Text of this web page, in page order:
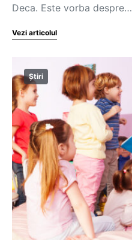
Deca. Este vorba despre…
Vezi articolul
Știri